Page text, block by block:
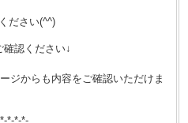
ださい(^^)
認ください↓
ジからも内容をご確認いただけま
*-*-*-